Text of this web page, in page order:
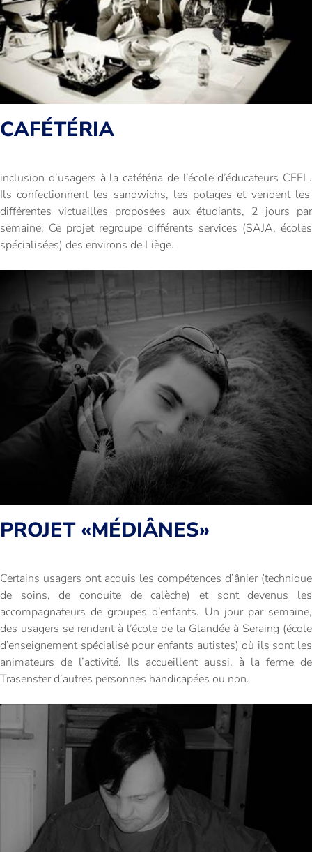
CAFÉTÉRIA
inclusion d’usagers à la cafétéria de l’école d’éducateurs CFEL.
Ils confectionnent les sandwichs, les potages et vendent les
différentes victuailles proposées aux étudiants, 2 jours par
semaine. Ce projet regroupe différents services (SAJA, écoles
spécialisées) des environs de Liège.
PROJET «MÉDIÂNES»
Certains usagers ont acquis les compétences d’ânier (technique
de soins, de conduite de calèche) et sont devenus les
accompagnateurs de groupes d’enfants. Un jour par semaine,
des usagers se rendent à l’école de la Glandée à Seraing (école
d’enseignement spécialisé pour enfants autistes) où ils sont les
animateurs de l’activité. Ils accueillent aussi, à la ferme de
Trasenster d’autres personnes handicapées ou non.